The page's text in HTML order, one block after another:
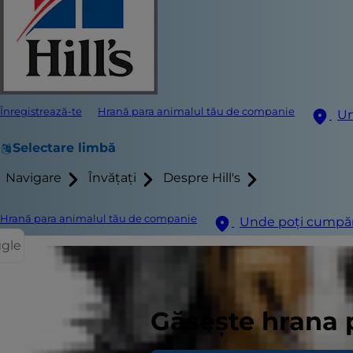
Înregistrează-te Hrană para animalul tău de companie
Selectare limbă
Navigare Învățați Despre Hill's
Hrană para animalul tău de companie
Unde poți
Găsește
Deși de
poate
exces.